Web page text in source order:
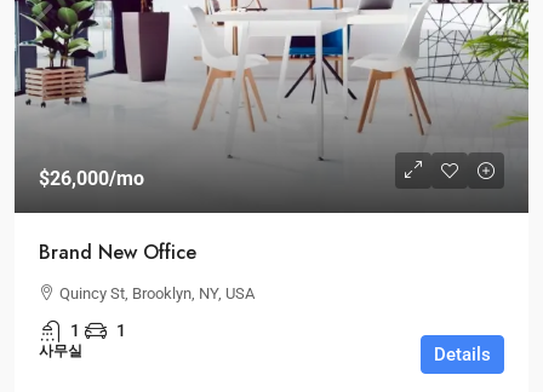
$26,000/mo
Brand New Office
Quincy St, Brooklyn, NY, USA
1 1
사무실 Details